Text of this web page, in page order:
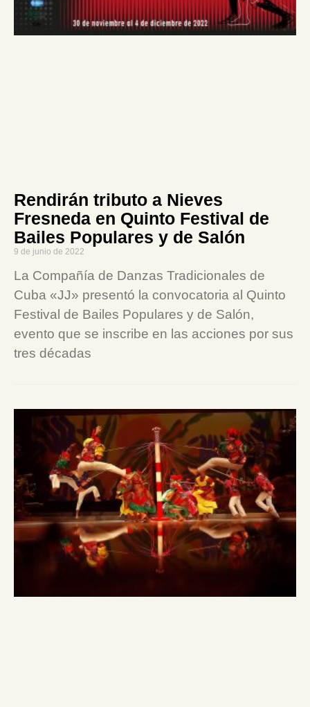
Rendirán tributo a Nieves
Fresneda en Quinto Festival de
Bailes Populares y de Salón
9 de junio de 2022
La Compañía de Danzas Tradicionales de
Cuba «JJ» presentó la convocatoria al Quinto
Festival de Bailes Populares y de Salón,
evento que se inscribe en las acciones por sus
tres décadas